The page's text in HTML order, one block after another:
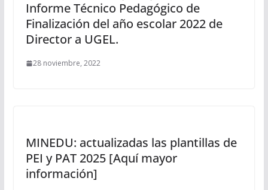
Informe Técnico Pedagógico de
Finalización del año escolar 2022 de
Director a UGEL.
28 noviembre, 2022
MINEDU: actualizadas las plantillas de
PEI y PAT 2025 [Aquí mayor
información]